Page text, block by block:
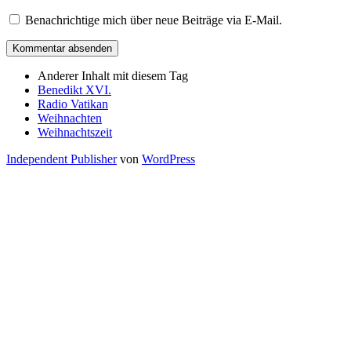
Benachrichtige mich über neue Beiträge via E-Mail.
Anderer Inhalt mit diesem Tag
Benedikt XVI.
Radio Vatikan
Weihnachten
Weihnachtszeit
Independent Publishervon WordPress